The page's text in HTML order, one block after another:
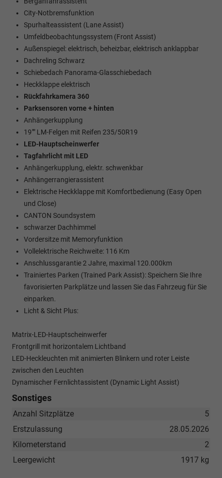
City-Notbremsfunktion
Spurhalteassistent (Lane Assist)
Umfeldbeobachtungssystem (Front Assist)
Außenspiegel: elektrisch, beheizbar, elektrisch anklappbar
Dachreling Schwarz
Schiebedach Panorama-Glasschiebedach
Heckklappe elektrisch
Rückfahrkamera 360
Parksensoren vorne + hinten
Anhängerkupplung
19"" LM-Felgen mit Reifen 235/50R19
LED-Hauptscheinwerfer
Tagfahrlicht mit LED
Anhängerkupplung, elektr. schwenkbar
Anhängerrangierassistent
Elektrische Heckklappe mit Komfortbedienung (Easy Open
und Close)
CANTON Soundsystem
schwarzer Dachhimmel
Vordersitze mit Memoryfunktion
Vollelektrische Reichweite: 116 Km
Anschlussgarantie 2 Jahre, maximal 120.000km
Trainiertes Parken (Trained Park Assist): Speichern Sie Ihre
favorisierten Parkplätze und lassen Sie das Fahrzeug für Sie
einparken.
Licht & Sicht Plus:
Matrix-LED-Hauptscheinwerfer
Frontgrill mit horizontalem Lichtband
LED-Heckleuchten mit animierten Blinkern und roter Leiste
zwischen den Leuchten
Dynamischer Fernlichtassistent (Dynamic Light Assist)
Sonstiges
5
Anzahl Sitzplätze
28.05.2026
Erstzulassung
2
Kilometerstand
1917 kg
Leergewicht